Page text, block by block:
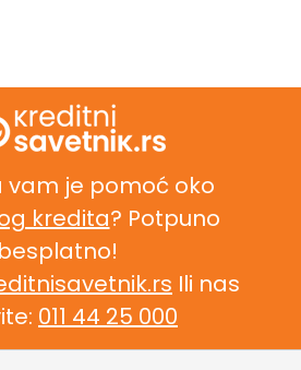
vam je pomoć oko
kredita? Potpuno
besplatno!
Ili nas
011 44 25 000